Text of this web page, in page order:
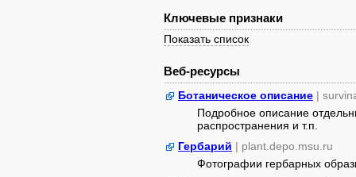
Ключевые признаки
Показать список
Веб-ресурсы
Ботаническое описание |
Подробное описание
распространения и т.п.
Гербарий | plant.depo.msu.ru
Фотографии гербарных